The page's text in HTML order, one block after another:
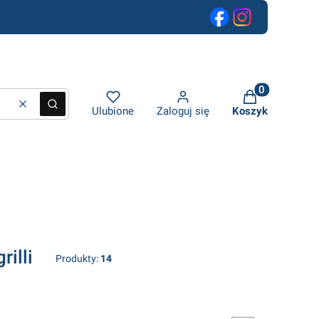
600 zł netto
WyczyśćSzukaj Ulubione Zaloguj się
Produkty w
Koszyk
Produkty: 14